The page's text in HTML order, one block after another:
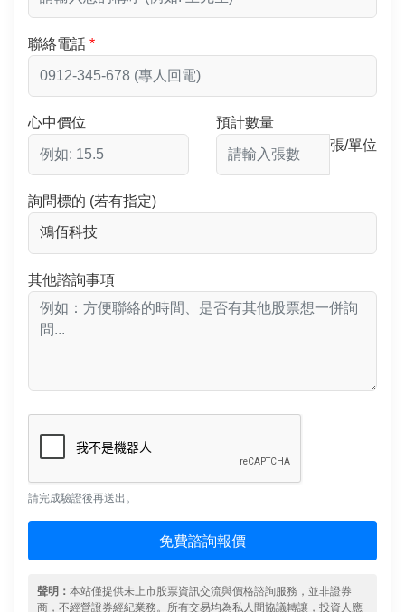
聯絡電話
心中價位
預計數量
張/單位
詢問標的 (若有指定)
其他諮詢事項
請完成驗證後再送出。
免費諮詢報價
聲明： 本站僅提供未上市股票資訊交流與價格諮詢服務，並非證券
商，不經營證券經紀業務。所有交易均為私人間協議轉讓，投資人應